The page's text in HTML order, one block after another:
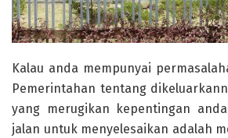
Kalau anda mempunyai
Pemerintahan tentang
yang merugikan kepentingan
jalan untuk menyelesaikan adalah